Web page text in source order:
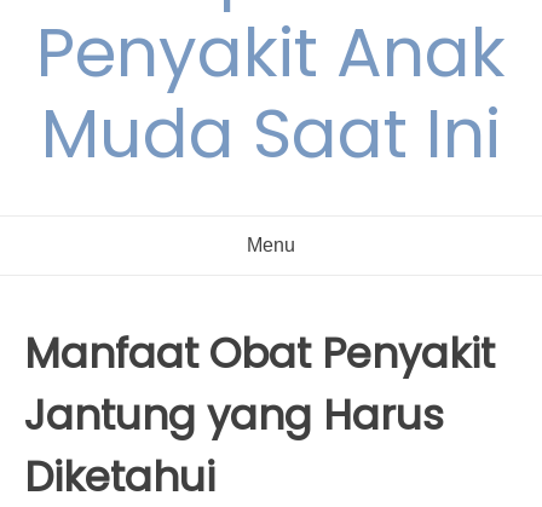
Penyakit Anak
Muda Saat Ini
Menu
Manfaat Obat Penyakit
Jantung yang Harus
Diketahui